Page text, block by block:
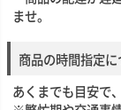
ませ。
商品の時間指定に
あくまでも目安で